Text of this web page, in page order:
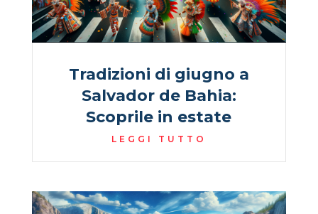
Tradizioni di giugno a
Salvador de Bahia:
Scoprile in estate
LEGGI TUTTO